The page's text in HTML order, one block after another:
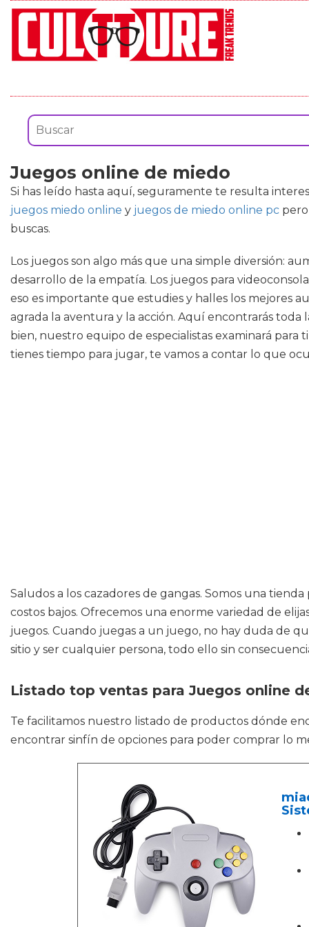
Juegos online de miedo
Si has leído hasta aquí, seguramente te resulta
juegos miedo online y juegos de miedo online pc
buscas.
Los juegos son algo más que una simple diversión:
desarrollo de la empatía. Los juegos para
eso es importante que estudies y halles los mejores
agrada la aventura y la acción. Aquí encontrarás toda
bien, nuestro equipo de especialistas examinará para
tienes tiempo para jugar, te vamos a contar lo que
Saludos a los cazadores de gangas. Somos una
costos bajos. Ofrecemos una enorme variedad de
juegos. Cuando juegas a un juego, no hay duda de
sitio y ser cualquier persona, todo ello sin
Listado top ventas para Juegos online
Te facilitamos nuestro listado de productos dónde
encontrar sinfín de opciones para poder comprar lo